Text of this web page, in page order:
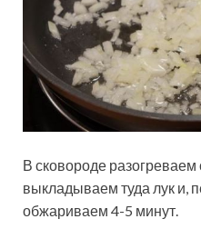
В сковороде разогреваем
выкладываем туда лук и,
обжариваем 4-5 минут.